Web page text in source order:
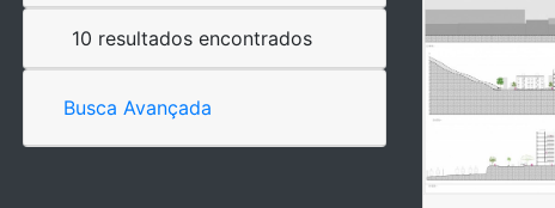
10 resultados encontrados
Busca Avançada